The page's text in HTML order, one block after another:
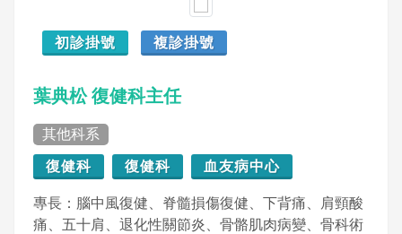
初診掛號 複診掛號
葉典松 復健科主任
其他科系
復健科 復健科 血友病中心
專長：腦中風復健、脊髓損傷復健、下背痛、肩頸酸
痛、五十肩、退化性關節炎、骨骼肌肉病變、骨科術